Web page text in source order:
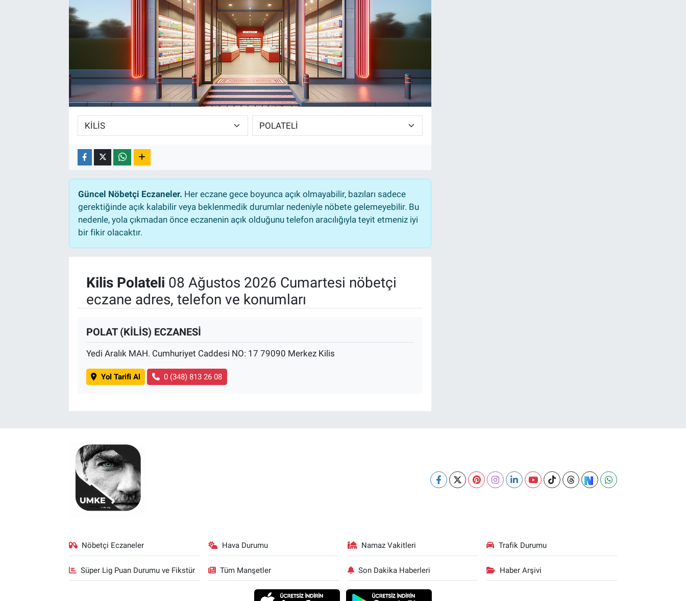
Güncel Nöbetçi Eczaneler. Her eczane gece boyunca açık olmayabilir, bazıları sadece
gerektiğinde açık kalabilir veya beklenmedik durumlar nedeniyle nöbete gelemeyebilir. Bu
nedenle, yola çıkmadan önce eczanenin açık olduğunu telefon aracılığıyla teyit etmeniz iyi
bir fikir olacaktır.
Kilis Polateli 08 Ağustos 2026 Cumartesi nöbetçi
eczane adres, telefon ve konumları
POLAT (KİLİS) ECZANESİ
Yedi Aralık MAH. Cumhuriyet Caddesi NO: 17 79090 Merkez Kilis
Yol Tarifi Al 0 (348) 813 26 08
Nöbetçi Eczaneler Hava Durumu Namaz Vakitleri Trafik Durumu
Süper Lig Puan Durumu ve Fikstür Tüm Manşetler Son Dakika Haberleri Haber Arşivi